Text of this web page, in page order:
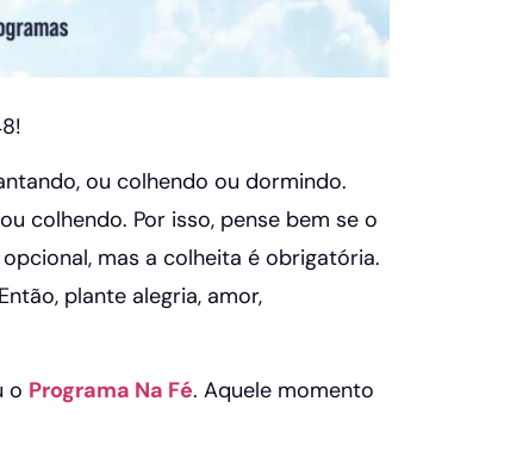
ou colhendo ou dormindo.
colhendo. Por isso, pense bem se o
mas a colheita é obrigatória.
plante alegria, amor,
o Programa Na Fé. Aquele momento